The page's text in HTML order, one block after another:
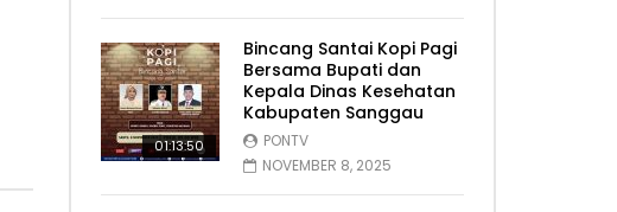
01:13:50
Bincang Santai Kopi Pagi
Bersama Bupati dan
Kepala Dinas Kesehatan
Kabupaten Sanggau
PONTV
NOVEMBER 8, 2025